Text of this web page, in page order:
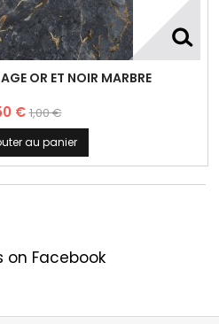
OR ET NOIR MARBRE
€1,00 €
au panier
on Facebook